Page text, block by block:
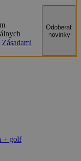
Zásadami
Odoberať
novinky
+ golf